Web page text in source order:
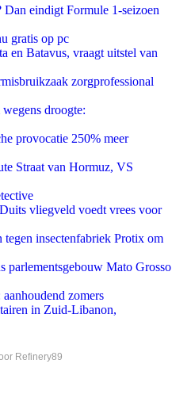
eindigt Formule 1-seizoen
gratis op pc
en Batavus, vraagt uitstel van
zorgprofessional
droogte:
provocatie 250% meer
Straat van Hormuz, VS
vliegveld voedt vrees voor
insectenfabriek Protix om
parlementsgebouw Mato Grosso
zomers
in Zuid-Libanon,
Refinery89